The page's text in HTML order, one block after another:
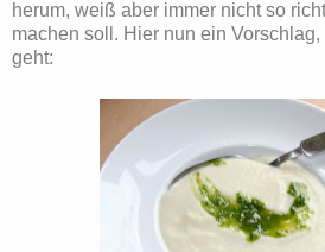
herum, weiß aber immer nicht so
machen soll. Hier nun ein
geht: